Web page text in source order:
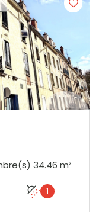
Appartement 2 pièce(s) 1 chambre(s) 34.46 m²
1